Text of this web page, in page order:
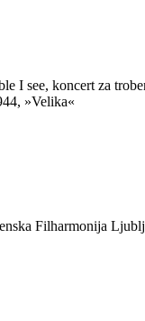
I see, koncert za
»Velika«
Filharmonija